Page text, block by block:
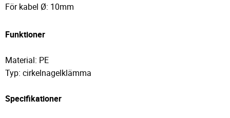
För kabel Ø: 10mm
Funktioner
Material: PE
Typ: cirkelnagelklämma
Specifikationer